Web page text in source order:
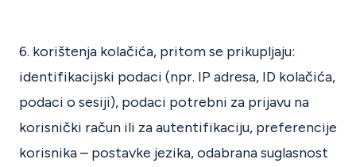
6. korištenja kolačića, pritom se prikupljaju:
identifikacijski podaci (npr. IP adresa, ID kolačića,
podaci o sesiji), podaci potrebni za prijavu na
korisnički račun ili za autentifikaciju, preferencije
korisnika – postavke jezika, odabrana suglasnost